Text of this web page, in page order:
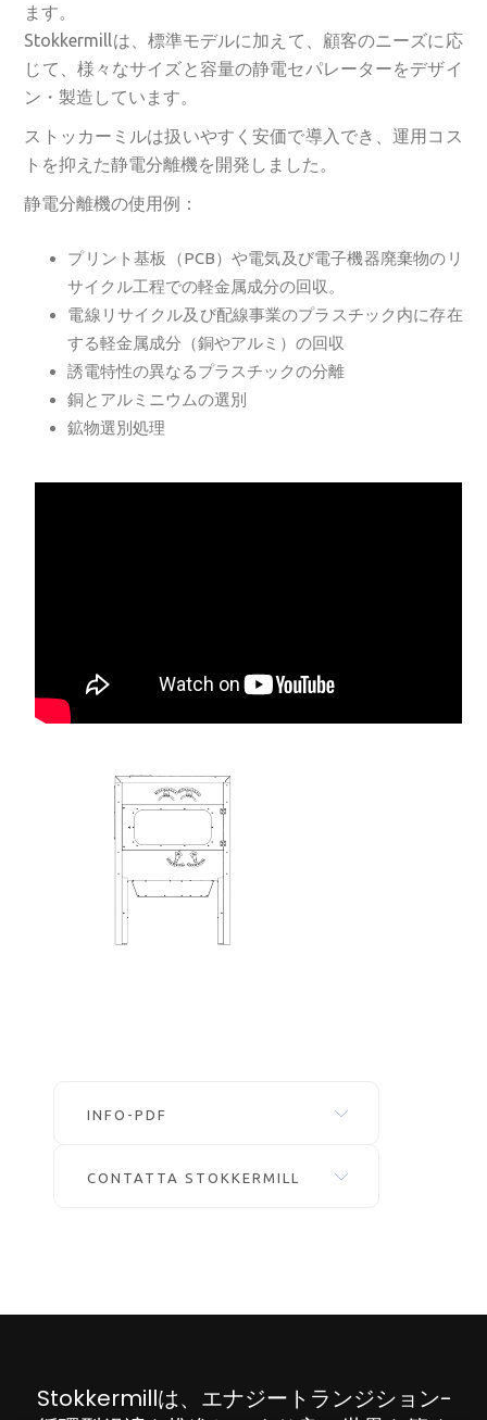
ます。
Stokkermillは、標準モデルに加えて、顧客のニーズに応
じて、様々なサイズと容量の静電セパレーターをデザイ
ン・製造しています。
ストッカーミルは扱いやすく安価で導入でき、運用コス
トを抑えた静電分離機を開発しました。
静電分離機の使用例：
プリント基板（PCB）や電気及び電子機器廃棄物のリ
サイクル工程での軽金属成分の回収。
電線リサイクル及び配線事業のプラスチック内に存在
する軽金属成分（銅やアルミ）の回収
誘電特性の異なるプラスチックの分離
銅とアルミニウムの選別
鉱物選別処理
INFO-PDF
CONTATTA STOKKERMILL
Stokkermillは、エナジートランジション-